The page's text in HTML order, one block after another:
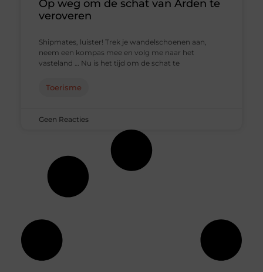
Op weg om de schat van Arden te
veroveren
Shipmates, luister! Trek je wandelschoenen aan,
neem een ​​kompas mee en volg me naar het
vasteland … Nu is het tijd om de schat te
Toerisme
Geen Reacties